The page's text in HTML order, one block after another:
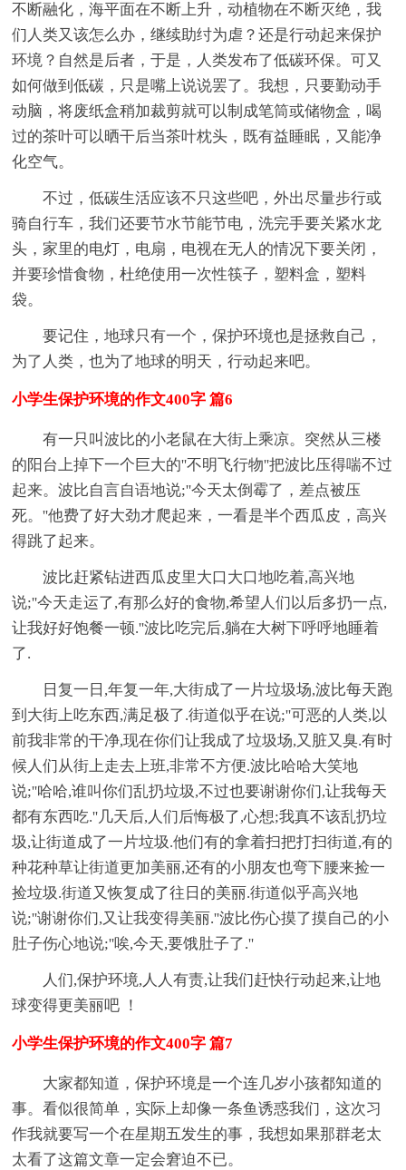
不断融化，海平面在不断上升，动植物在不断灭绝，我
们人类又该怎么办，继续助纣为虐？还是行动起来保护
环境？自然是后者，于是，人类发布了低碳环保。可又
如何做到低碳，只是嘴上说说罢了。我想，只要勤动手
动脑，将废纸盒稍加裁剪就可以制成笔筒或储物盒，喝
过的茶叶可以晒干后当茶叶枕头，既有益睡眠，又能净
化空气。
不过，低碳生活应该不只这些吧，外出尽量步行或
骑自行车，我们还要节水节能节电，洗完手要关紧水龙
头，家里的电灯，电扇，电视在无人的情况下要关闭，
并要珍惜食物，杜绝使用一次性筷子，塑料盒，塑料
袋。
要记住，地球只有一个，保护环境也是拯救自己，
为了人类，也为了地球的明天，行动起来吧。
小学生保护环境的作文400字 篇6
有一只叫波比的小老鼠在大街上乘凉。突然从三楼
的阳台上掉下一个巨大的''不明飞行物''把波比压得喘不过
起来。波比自言自语地说;''今天太倒霉了，差点被压
死。''他费了好大劲才爬起来，一看是半个西瓜皮，高兴
得跳了起来。
波比赶紧钻进西瓜皮里大口大口地吃着,高兴地
说;''今天走运了,有那么好的食物,希望人们以后多扔一点,
让我好好饱餐一顿.''波比吃完后,躺在大树下呼呼地睡着
了.
日复一日,年复一年,大街成了一片垃圾场,波比每天跑
到大街上吃东西,满足极了.街道似乎在说;''可恶的人类,以
前我非常的干净,现在你们让我成了垃圾场,又脏又臭.有时
候人们从街上走去上班,非常不方便.波比哈哈大笑地
说;''哈哈,谁叫你们乱扔垃圾,不过也要谢谢你们,让我每天
都有东西吃.''几天后,人们后悔极了,心想;我真不该乱扔垃
圾,让街道成了一片垃圾.他们有的拿着扫把打扫街道,有的
种花种草让街道更加美丽,还有的小朋友也弯下腰来捡一
捡垃圾.街道又恢复成了往日的美丽.街道似乎高兴地
说;''谢谢你们,又让我变得美丽.''波比伤心摸了摸自己的小
肚子伤心地说;''唉,今天,要饿肚子了.''
人们,保护环境,人人有责,让我们赶快行动起来,让地
球变得更美丽吧 ！
小学生保护环境的作文400字 篇7
大家都知道，保护环境是一个连几岁小孩都知道的
事。看似很简单，实际上却像一条鱼诱惑我们，这次习
作我就要写一个在星期五发生的事，我想如果那群老太
太看了这篇文章一定会窘迫不已。